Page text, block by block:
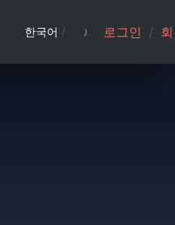
한국어 / 로그인 /